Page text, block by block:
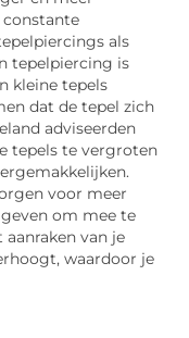
constante
als
tepelpiercing is
kleine tepels
dat de tepel zich
adviseerden
tepels te vergroten
voor meer
om mee te
aanraken van je
waardoor je